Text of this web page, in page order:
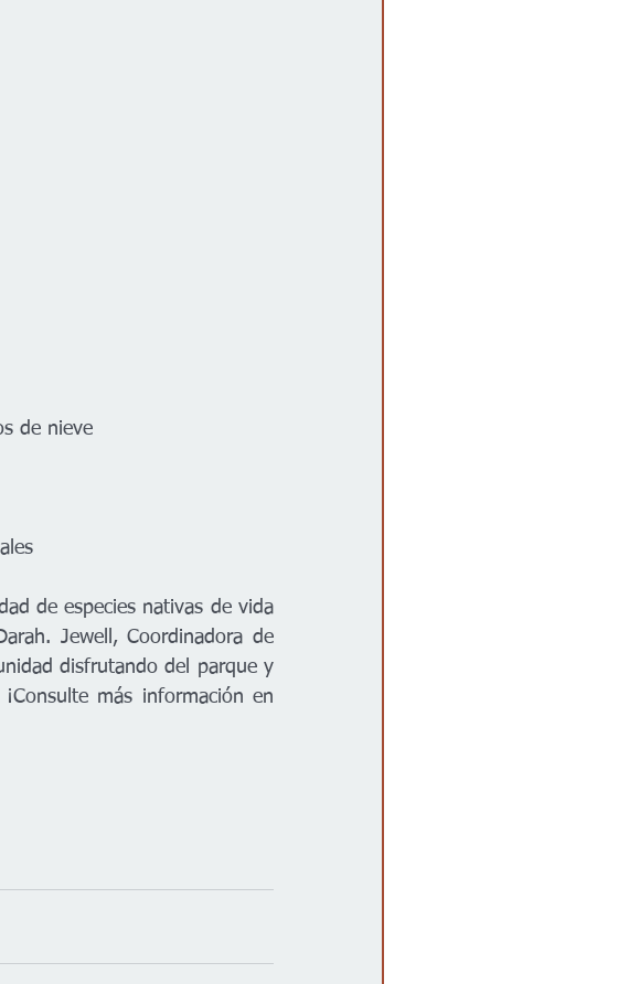
de nieve
de especies nativas de vida
Jewell, Coordinadora de
disfrutando del parque y